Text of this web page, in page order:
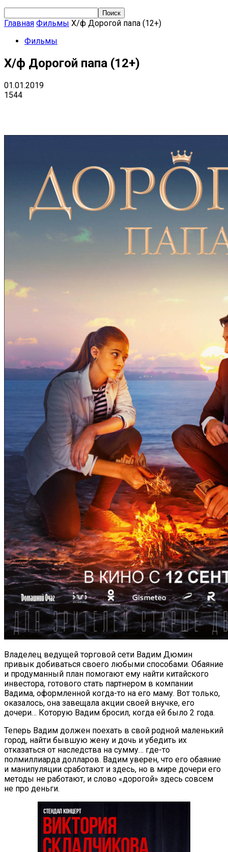
Главная Фильмы Х/ф Дорогой папа (12+)
Фильмы
Х/ф Дорогой папа (12+)
01.01.2019
1544
Владелец ведущей торговой сети Вадим Дюмин
привык добиваться своего любыми способами. Обаяние
и продуманный план помогают ему найти китайского
инвестора, готового стать партнером в компании
Вадима, оформленной когда-то на его маму. Вот только,
оказалось, она завещала акции своей внучке, его
дочери… Которую Вадим бросил, когда ей было 2 года.
Теперь Вадим должен поехать в свой родной маленький
город, найти бывшую жену и дочь и убедить их
отказаться от наследства на сумму… где-то
полмиллиарда долларов. Вадим уверен, что его обаяние
и манипуляции сработают и здесь, но в мире дочери его
методы не работают, и слово «дорогой» здесь совсем
не про деньги.